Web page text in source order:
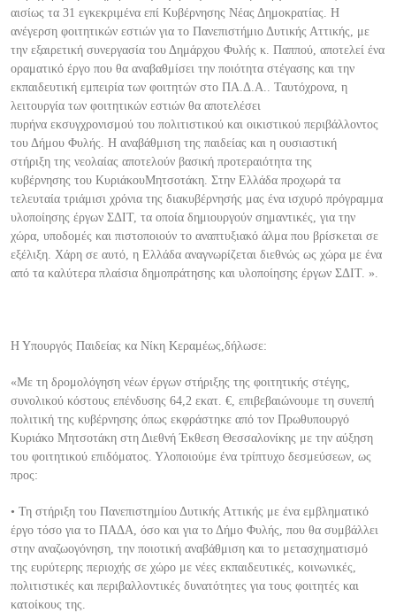
αισίως τα 31 εγκεκριμένα επί Κυβέρνησης Νέας Δημοκρατίας. Η
ανέγερση φοιτητικών εστιών για το Πανεπιστήμιο Δυτικής Αττικής, με
την εξαιρετική συνεργασία του Δημάρχου Φυλής κ. Παππού, αποτελεί ένα
οραματικό έργο που θα αναβαθμίσει την ποιότητα στέγασης και την
εκπαιδευτική εμπειρία των φοιτητών στο ΠΑ.Δ.Α.. Ταυτόχρονα, η
λειτουργία των φοιτητικών εστιών θα αποτελέσει
πυρήνα εκσυγχρονισμού του πολιτιστικού και οικιστικού περιβάλλοντος
του Δήμου Φυλής. Η αναβάθμιση της παιδείας και η ουσιαστική
στήριξη της νεολαίας αποτελούν βασική προτεραιότητα της
κυβέρνησης του ΚυριάκουΜητσοτάκη. Στην Ελλάδα προχωρά τα
τελευταία τριάμισι χρόνια της διακυβέρνησής μας ένα ισχυρό πρόγραμμα
υλοποίησης έργων ΣΔΙΤ, τα οποία δημιουργούν σημαντικές, για την
χώρα, υποδομές και πιστοποιούν το αναπτυξιακό άλμα που βρίσκεται σε
εξέλιξη. Χάρη σε αυτό, η Ελλάδα αναγνωρίζεται διεθνώς ως χώρα με ένα
από τα καλύτερα πλαίσια δημοπράτησης και υλοποίησης έργων ΣΔΙΤ. ».
Η Υπουργός Παιδείας κα Νίκη Κεραμέως,δήλωσε:
«Με τη δρομολόγηση νέων έργων στήριξης της φοιτητικής στέγης,
συνολικού κόστους επένδυσης 64,2 εκατ. €, επιβεβαιώνουμε τη συνεπή
πολιτική της κυβέρνησης όπως εκφράστηκε από τον Πρωθυπουργό
Κυριάκο Μητσοτάκη στη Διεθνή Έκθεση Θεσσαλονίκης με την αύξηση
του φοιτητικού επιδόματος. Υλοποιούμε ένα τρίπτυχο δεσμεύσεων, ως
προς:
• Τη στήριξη του Πανεπιστημίου Δυτικής Αττικής με ένα εμβληματικό
έργο τόσο για το ΠΑΔΑ, όσο και για το Δήμο Φυλής, που θα συμβάλλει
στην αναζωογόνηση, την ποιοτική αναβάθμιση και το μετασχηματισμό
της ευρύτερης περιοχής σε χώρο με νέες εκπαιδευτικές, κοινωνικές,
πολιτιστικές και περιβαλλοντικές δυνατότητες για τους φοιτητές και
κατοίκους της.